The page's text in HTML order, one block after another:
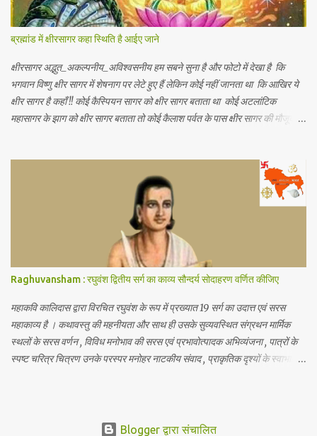
अनुसार -" आर्थिक भूगोल मनुष्य के जीवकोपार्जन की विधियों में से एक स्था...
ब्रह्मांड में क्षीरसागर कहा स्थिति है आईए जाने
क्षीरसागर अद्भुत_अकल्पनीय_अविश्वसनीय हम सबने सुना है और फोटो में देखा है कि
भगवान विष्णु क्षीर सागर में शेषनाग पर लेटे हुए हैं लेकिन कोई नहीं जानता था कि आखिर ये
क्षीर सागर है कहाँ !! कोई कैस्पियन सागर को क्षीर सागर बताता था कोई अटलांटिक
महासागर के झाग को क्षीर सागर बताता तो कोई कैलाश पर्वत के पास क्षीर सागर की मौजूदगी
बड़ा है जिसमें पृथ्वी पर मौजूद कुल पानी से 140 ट्रिलियन गुणा अधिक पानी है (1
ट्रिलियन = 1 लाख करोड़) अंतरिक्ष में पानी का ये असीमित महासागर हमारी पृथ्वी से
लगभग 12 अरब प्रकाश वर्ष दूर है (1 प्रकाश वर्ष = 1 साल में प्रकाश जितनी दूरी तय कर
पाती है) जहाँ यह सैकड़ों प्रकाश वर्ष के क्षेत्र में फैला हुआ है जिसकी खोज खगोलविदों की
दो टीमों ने की है इस महासागर को क्वासर के गैसीय क्षेत्र में खोजा गया है जो एक ब्लैक होल
द्वारा संचालित आकाशगंगा के केंद्र में एक...
Raghuvansham : रघुवंश द्वितीय सर्ग का काव्य सौन्दर्य सोदाहरण वर्णित कीजिए
महाकवि कालिदास द्वारा विरचित रघुवंश के रूप में प्रख्यात 19 सर्ग का उदात्त एवं सरस
महाकाव्य है । कथावस्तु की महनीयता और साथ ही उसके सुव्यवस्थित संग्रथन मार्मिक
स्थलों के सरस वर्णन , विविध मनोभाव की सरस एवं प्रभावोत्पादक अभिव्यंजना , पात्रों के
स्पष्ट चरित्र चित्रण उनके परस्पर मनोहर नाटकीय संवाद , प्राकृतिक दृश्यों के स्वाभाविक
रहा है । दिलीप द्वारा नन्दिनी की सेवा का वर्णन दिलीप और मायावी सिंह का संवाद ,रघु और
Blogger द्वारा संचालित